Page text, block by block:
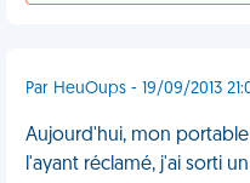
Par HeuOups - 19/09/2013
Aujourd'hui, mon
l'ayant réclamé, j'ai sorti